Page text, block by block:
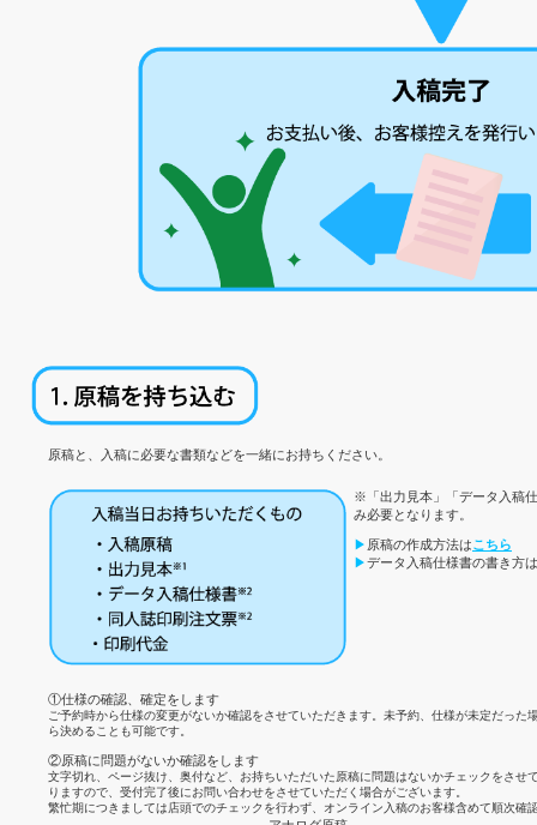
原稿と、入稿に必要な書類などを一緒にお持ちください。
※「出力見本」「データ入稿
み必要となります。
▶ 原稿の作成方法はこちら
▶データ入稿仕様書の書き方は
①仕様の確認、確定をします
ご予約時から仕様の変更がないか確認をさせていただきます。未予約、仕様が未定だっ
ら決めることも可能です。
②原稿に問題がないか確認をします
文字切れ、ページ抜け、奥付など、お持ちいただいた原稿に問題はないかチェックをさせ
りますので、受付完了後にお問い合わせをさせていただく場合がございます。
繁忙期につきましては店頭でのチェックを行わず、オンライン入稿のお客様含めて順次確